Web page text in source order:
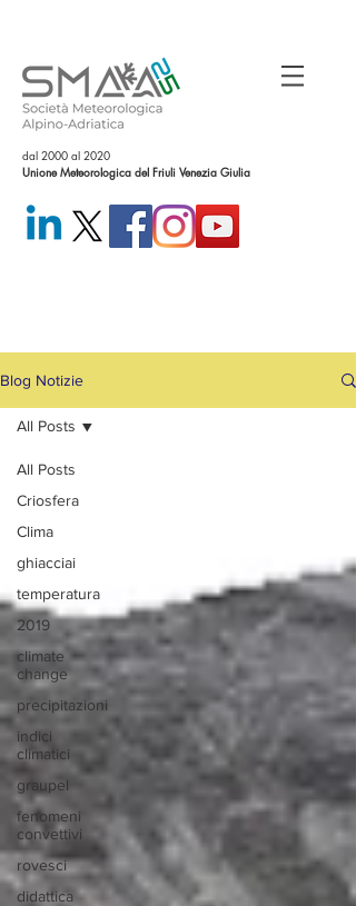
dal 2000 al 2020
Unione Meteorologica del Friuli Venezia Giulia
Blog Notizie
All Posts
Criosfera
Clima
ghiacciai
temperatura
2019
climate
change
precipitazioni
indici
climatici
graupel
fenomeni
convettivi
rovesci
didattica
All Posts